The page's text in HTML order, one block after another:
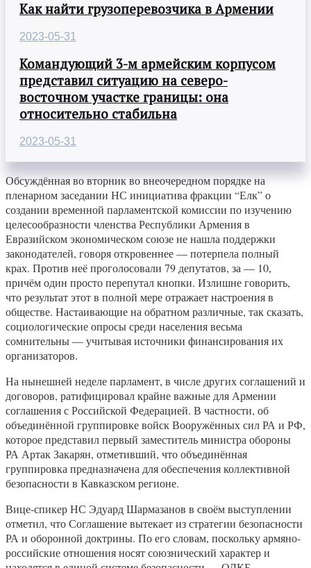
Как найти грузоперевозчика в Армении
2023-05-31
Командующий 3-м армейским корпусом
представил ситуацию на северо-
восточном участке границы: она
относительно стабильна
2023-05-31
Обсуждённая во вторник во внеочередном порядке на
пленарном заседании НС инициатива фракции “Елк” о
создании временной парламентской комиссии по изучению
целесообразности членства Республики Армения в
Евразийском экономическом союзе не нашла поддержки
законодателей, говоря откровеннее — потерпела полный
крах. Против неё проголосовали 79 депутатов, за — 10,
причём один просто перепутал кнопки. Излишне говорить,
что результат этот в полной мере отражает настроения в
обществе. Настаивающие на обратном различные, так сказать,
социологические опросы среди населения весьма
сомнительны — учитывая источники финансирования их
организаторов.
На нынешней неделе парламент, в числе других соглашений и
договоров, ратифицировал крайне важные для Армении
соглашения с Российской Федерацией. В частности, об
объединённой группировке войск Вооружённых сил РА и РФ,
которое представил первый заместитель министра обороны
РА Артак Закарян, отметивший, что объединённая
группировка предназначена для обеспечения коллективной
безопасности в Кавказском регионе.
Вице-спикер НС Эдуард Шармазанов в своём выступлении
отметил, что Соглашение вытекает из стратегии безопасности
РА и оборонной доктрины. По его словам, поскольку армяно-
российские отношения носят союзнический характер и